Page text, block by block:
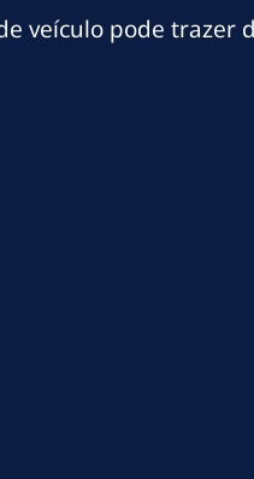
veículo pode trazer